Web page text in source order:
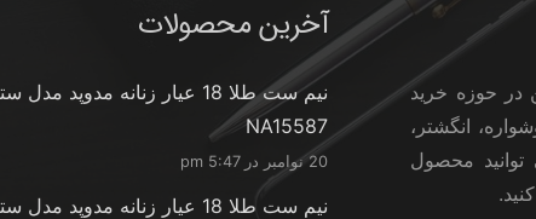
در حوزه خرید
انگشتر،
محصول
آخرین محصولات
نیم ست طلا 18 عیار زنانه مدوپد
NA15587
20 نوامبر در 5:47 pm
نیم ست طلا 18 عیار زنانه مدوپد